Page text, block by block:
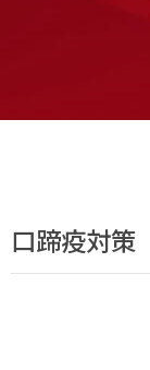
口蹄疫対策